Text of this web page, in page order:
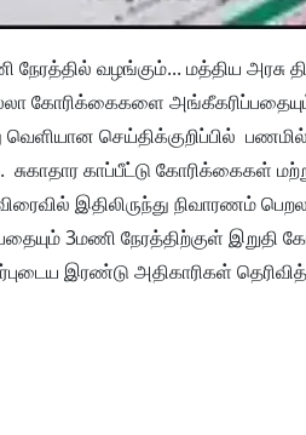
வழங்கும்... மத்திய அரசு
கோரிக்கைகளை
வெளியான செய்திக்குறிப்பில்
காப்பீட்டு கோரிக்கைகள்
இதிலிருந்து நிவாரணம்
3மணி நேரத்திற்குள் இறுதி
இரண்டு அதிகாரிகள்